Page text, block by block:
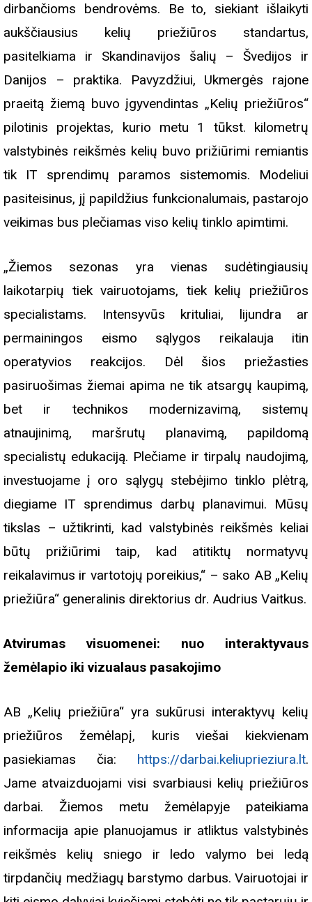
dirbančioms bendrovėms. Be to, siekiant išlaikyti
aukščiausius kelių priežiūros standartus,
pasitelkiama ir Skandinavijos šalių – Švedijos ir
Danijos – praktika. Pavyzdžiui, Ukmergės rajone
praeitą žiemą buvo įgyvendintas „Kelių priežiūros“
pilotinis projektas, kurio metu 1 tūkst. kilometrų
valstybinės reikšmės kelių buvo prižiūrimi remiantis
tik IT sprendimų paramos sistemomis. Modeliui
pasiteisinus, jį papildžius funkcionalumais, pastarojo
veikimas bus plečiamas viso kelių tinklo apimtimi.
„Žiemos sezonas yra vienas sudėtingiausių
laikotarpių tiek vairuotojams, tiek kelių priežiūros
specialistams. Intensyvūs krituliai, lijundra ar
permainingos eismo sąlygos reikalauja itin
operatyvios reakcijos. Dėl šios priežasties
pasiruošimas žiemai apima ne tik atsargų kaupimą,
bet ir technikos modernizavimą, sistemų
atnaujinimą, maršrutų planavimą, papildomą
specialistų edukaciją. Plečiame ir tirpalų naudojimą,
investuojame į oro sąlygų stebėjimo tinklo plėtrą,
diegiame IT sprendimus darbų planavimui. Mūsų
tikslas – užtikrinti, kad valstybinės reikšmės keliai
būtų prižiūrimi taip, kad atitiktų normatyvų
reikalavimus ir vartotojų poreikius,“ – sako AB „Kelių
priežiūra“ generalinis direktorius dr. Audrius Vaitkus.
Atvirumas visuomenei: nuo interaktyvaus
žemėlapio iki vizualaus pasakojimo
AB „Kelių priežiūra“ yra sukūrusi interaktyvų kelių
priežiūros žemėlapį, kuris viešai kiekvienam
pasiekiamas čia: https://darbai.keliuprieziura.lt.
Jame atvaizduojami visi svarbiausi kelių priežiūros
darbai. Žiemos metu žemėlapyje pateikiama
informacija apie planuojamus ir atliktus valstybinės
reikšmės kelių sniego ir ledo valymo bei ledą
tirpdančių medžiagų barstymo darbus. Vairuotojai ir